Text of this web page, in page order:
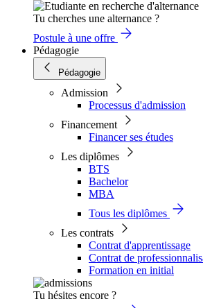
Tu cherches une alternance ?
Postule à une offre
Pédagogie
Pédagogie
Admission
Processus d'admission
Financement
Financer ses études
Les diplômes
BTS
Bachelor
MBA
Tous les diplômes
Les contrats
Contrat d'apprentissage
Contrat de
Formation en initial
Tu hésites encore ?